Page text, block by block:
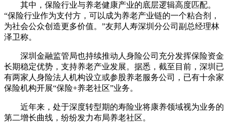
其中，保险行业与养老健康产业的底层逻辑高度匹配。
“保险行业作为支付方，可以成为养老产业链的一个粘合剂，
为社会公众创造更多价值。”友邦人寿深圳分公司副总经理林
泽卫称。
深圳金融监管局也持续推动人身险公司充分发挥保险资金
长期稳定优势，支持养老产业发展。据悉，截至目前，深圳已
有两家人身险法人机构设立或参股养老服务公司，已有十余家
保险机构开展“保险+养老社区”业务。
近年来，处于深度转型期的寿险业将康养领域视为业务的
第二增长曲线，纷纷发力布局养老社区。